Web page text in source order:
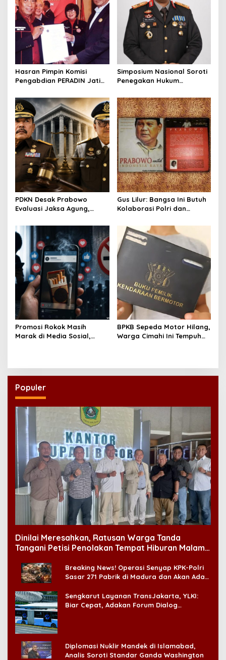
g
a
o
n
Hasran Pimpin Komisi
Pengabdian PERADIN Jatim,
Perluas Akses Bantuan
Hukum
Simposium Nasional Soroti
Penegakan Hukum
Pol Muhammad Irhamni:
Jadi Referensi Memperkuat
Strategi Penindakan
PDKN Desak Prabowo
Evaluasi Jaksa Agung,
Agung sebagai Pengganti
Gus Lilur: Bangsa Ini Butuh
Kolaborasi Polri dan
Kekuatan
Promosi Rokok Masih
Marak di Media Sosial,
BPKB Sepeda Motor Hilang,
Warga Cimahi Ini Tempuh
Populer
Dinilai Meresahkan, Ratusan Warga Tanda
Tangani Petisi Penolakan Tempat Hiburan Malam
Breaking News! Operasi Senyap KPK-Polri
Sasar 271 Pabrik di Madura dan Akan Ada
Sengkarut Layanan TransJakarta, YLKI:
Biar Cepat, Adakan Forum Dialog
Diplomasi Nuklir Mandek di Islamabad,
Analis Soroti Standar Ganda Washington